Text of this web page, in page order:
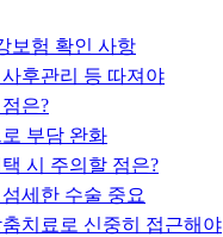
보험 확인 사항
후관리 등 따져야
은?
부담 완화
시 주의할 점은?
세한 수술 중요
치료로 신중히 접근해야